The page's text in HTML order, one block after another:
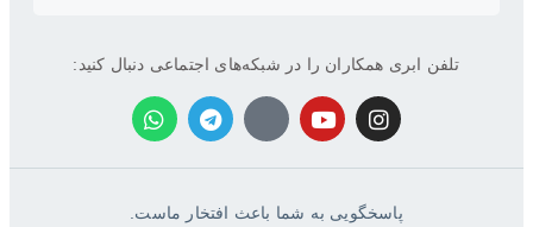
تلفن ابری همکاران را در شبکه‌های اجتماعی دنبال کنید:
پاسخگویی به شما باعث افتخار ماست.